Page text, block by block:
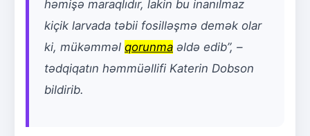
həmişə maraqlıdır, lakin bu inanılmaz
kiçik larvada təbii fosilləşmə demək olar
ki, mükəmməl qorunma əldə edib”, –
tədqiqatın həmmüəllifi Katerin Dobson
bildirib.